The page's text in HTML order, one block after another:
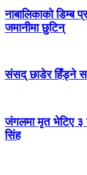
नाबालिकाको डिम्ब
जमानीमा छुटिन्
संसद् छाडेर हिँड्ने
जंगलमा मृत भेटिए ३
सिंह